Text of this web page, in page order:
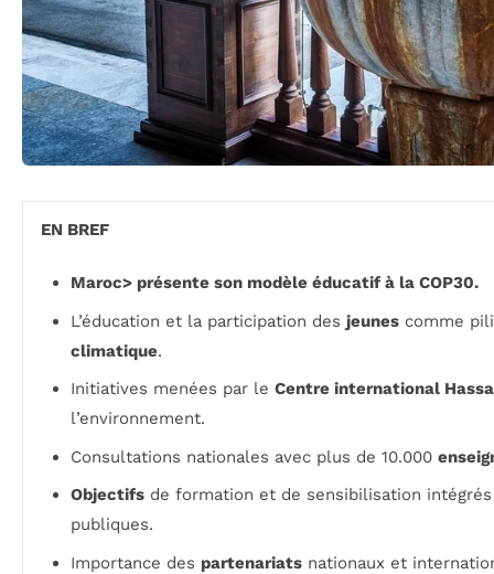
EN BREF
Maroc> présente son modèle éducatif à la COP30.
L’éducation et la participation des jeunes comme
climatique.
Initiatives menées par le Centre international
l’environnement.
Consultations nationales avec plus de 10.000
Objectifs de formation et de sensibilisation
publiques.
Importance des partenariats nationaux et